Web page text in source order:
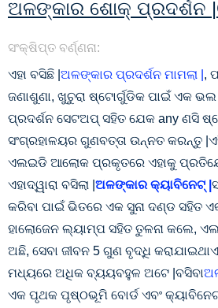
ଅଳଙ୍କାର ଶୋକ୍ ପ୍ରଦର୍ଶନ
ସଂକ୍ଷିପ୍ତ ବର୍ଣ୍ଣନା:
ଏହା ବସିଛି | ଅଳଙ୍କାର ପ୍ରଦର୍ଶନ ମାମଲା | ,
ଜଣାଶୁଣା, ଖୁଚୁରା ଷ୍ଟୋର୍ଗୁଡିକ ପାଇଁ ଏକ
ପ୍ରଦର୍ଶନ ସେଟଅପ୍ ସହିତ ଯେକ any ଣସି
ସଂଗ୍ରହାଳୟର ଗୁଣବତ୍ତା ଉନ୍ନତ କରନ୍ତୁ
ଏଲଇଡି ଆଲୋକ ପ୍ରକୃତରେ ଏହାକୁ
ଏହାଦ୍ୱାରା ବସିଲା | ଅଳଙ୍କାର କ୍ୟାବିନେଟ୍ |
କରିବା ପାଇଁ ଭିତରେ ଏକ ସୁନା ଦଣ୍ଡ ସହିତ
ହାଲୋଜେନ ଲ୍ୟାମ୍ପ ସହିତ ତୁଳନା କଲେ,
ଅଛି, ସେବା ଜୀବନ 5 ଗୁଣ ବୃଦ୍ଧି
ମଧ୍ୟରେ ଅଧିକ ବ୍ୟୟବହୁଳ ଅଟେ |ବସିବା
ଏକ ପୃଥକ ପୃଷ୍ଠଭୂମି ବୋର୍ଡ ଏବଂ